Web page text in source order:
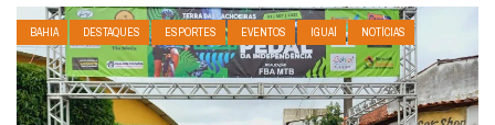
BAHIA DESTAQUES ESPORTES EVENTOS IGUAÍ NOTÍCIAS